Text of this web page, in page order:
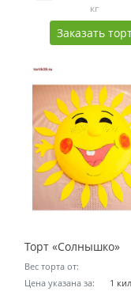
кг
Заказать
Торт «Солнышко»
Вес торта от:
Цена указана за:
1